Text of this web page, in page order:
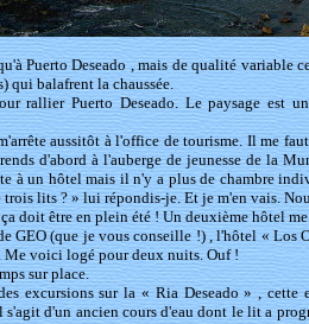
Puerto Deseado , mais de qualité
qui balafrent la chaussée.
rallier Puerto Deseado. Le paysage est
aussitôt à l'office de tourisme. Il me
d'abord à l'auberge de jeunesse de la
à un hôtel mais il n'y a plus de chambre
lits ? » lui répondis-je. Et je m'en vais.
doit être en plein été ! Un deuxième hôtel
GEO (que je vous conseille !) , l'hôtel « Los
Me voici logé pour deux nuits. Ouf !
sur place.
excursions sur la « Ria Deseado » , cette
d'un ancien cours d'eau dont le lit a